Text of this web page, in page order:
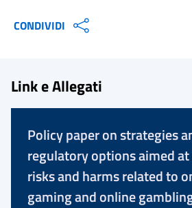
CONDIVIDI
Link e Allegati
Policy paper on strategies
regulatory options aimed
risks and harms related to
gaming and online